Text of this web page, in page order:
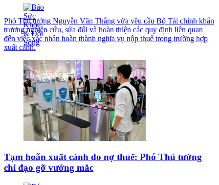
Phó Thủ tướng Nguyễn Văn Thắng vừa yêu cầu Bộ Tài chính khẩn
trương nghiên cứu, sửa đổi và hoàn thiện các quy định liên quan
đến việc xác nhận hoàn thành nghĩa vụ nộp thuế trong trường hợp
xuất cảnh.
Tạm hoãn xuất cảnh do nợ thuế: Phó Thủ tướng
chỉ đạo gỡ vướng mắc